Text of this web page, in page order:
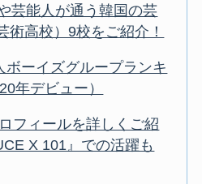
芸能人が通う韓国の芸
術高校）9校をご紹介！
ボーイズグループランキ
年デビュー）
フィールを詳しくご紹
X 101』での活躍も